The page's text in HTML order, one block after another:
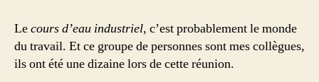
Lecours d’eau industriel, c’est probablement le monde
du travail. Et ce groupe de personnes sont mes collègues,
ils ont été une dizaine lors de cette réunion.